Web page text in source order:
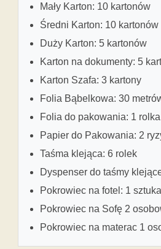
Mały Karton: 10 kartonów
Średni Karton: 10 kartonów
Duży Karton: 5 kartonów
Karton na dokumenty: 5
Karton Szafa: 3 kartony
Folia Bąbelkowa: 30
Folia do pakowania: 1 rolka
Papier do Pakowania: 2
Taśma klejąca: 6 rolek
Dyspenser do taśmy
Pokrowiec na fotel: 1 sztuka
Pokrowiec na Sofę 2
Pokrowiec na materac 1